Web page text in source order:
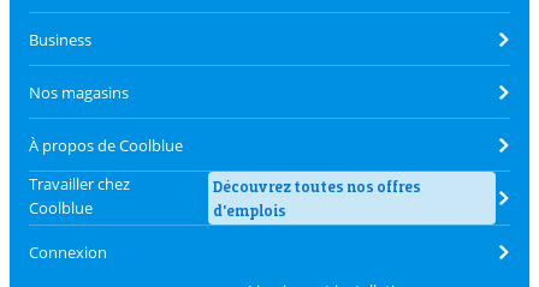
Business
Nos magasins
À propos de Coolblue
Travailler chez
Coolblue
Découvrez toutes nos offres
d'emplois
Connexion